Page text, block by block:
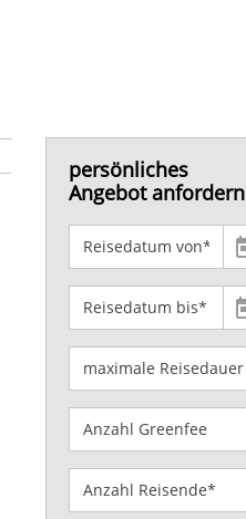
persönliches
Angebot anfordern